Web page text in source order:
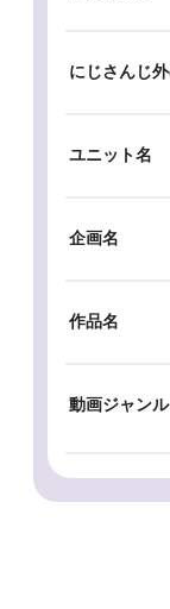
にじさんじ
ユニット名
企画名
作品名
動画ジャンル